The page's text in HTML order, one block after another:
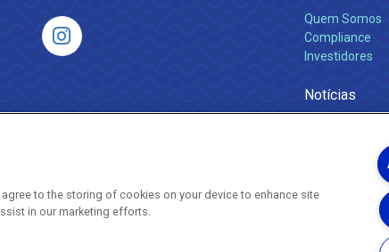
Quem Somos
Compliance
Investidores
Notícias
Copyright ® 2026 - Todos os
to the storing of cookies on your device to enhance site
in our marketing efforts.